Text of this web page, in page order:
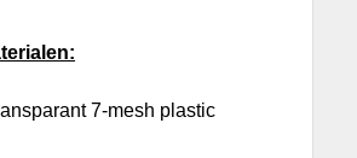
7-mesh plastic